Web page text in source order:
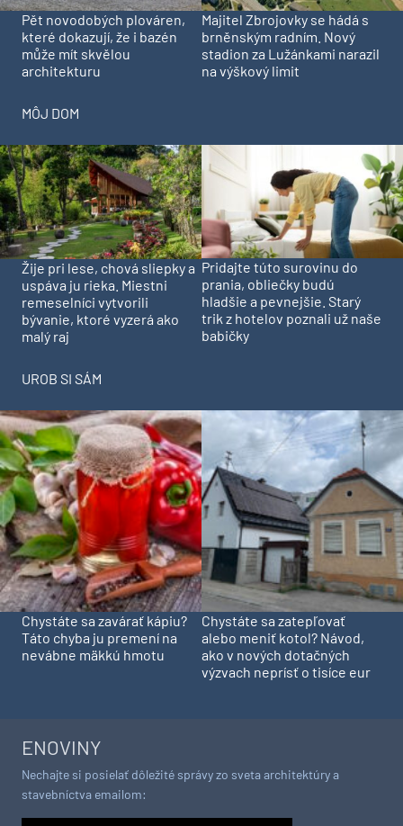
Pět novodobých plováren,
které dokazují, že i bazén
může mít skvělou
architekturu
Majitel Zbrojovky se hádá s
brněnským radním. Nový
stadion za Lužánkami narazil
na výškový limit
MÔJ DOM
Žije pri lese, chová sliepky a
uspáva ju rieka. Miestni
remeselníci vytvorili
bývanie, ktoré vyzerá ako
malý raj
Pridajte túto surovinu do
prania, obliečky budú
hladšie a pevnejšie. Starý
trik z hotelov poznali už naše
babičky
UROB SI SÁM
Chystáte sa zavárať kápiu?
Táto chyba ju premení na
nevábne mäkkú hmotu
Chystáte sa zatepľovať
alebo meniť kotol? Návod,
ako v nových dotačných
výzvach neprísť o tisíce eur
ENOVINY
Nechajte si posielať dôležité správy zo sveta architektúry a
stavebníctva emailom: